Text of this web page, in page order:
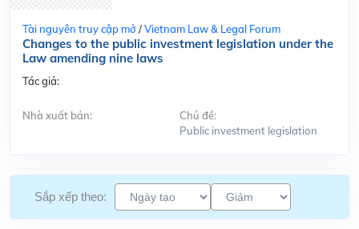
Tài nguyên truy cập mở /Vietnam Law & Legal Forum
Changes to the public investment legislation under the
Law amending nine laws
Tác giả:
Nhà xuất bản:
Chủ đề:
Public investment legislation
Sắp xếp theo: